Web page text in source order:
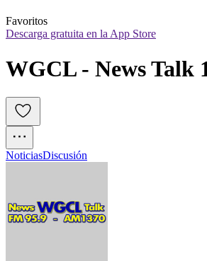
Favoritos
Descarga gratuita en la App Store
WGCL - News Talk
NoticiasDiscusión